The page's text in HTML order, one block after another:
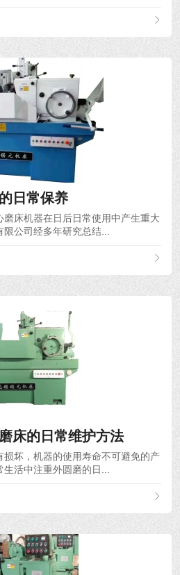
日常保养
床机器在日后日常使用中产生重大
公司经多年研究总结...
床的日常维护方法
坏，机器的使用寿命不可避免的产
活中注重外圆磨的日...